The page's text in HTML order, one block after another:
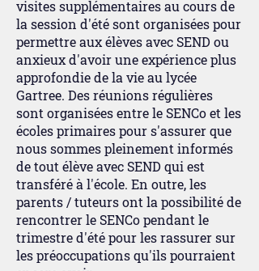
visites supplémentaires au cours de
la session d'été sont organisées pour
permettre aux élèves avec SEND ou
anxieux d'avoir une expérience plus
approfondie de la vie au lycée
Gartree. Des réunions régulières
sont organisées entre le SENCo et les
écoles primaires pour s'assurer que
nous sommes pleinement informés
de tout élève avec SEND qui est
transféré à l'école. En outre, les
parents / tuteurs ont la possibilité de
rencontrer le SENCo pendant le
trimestre d'été pour les rassurer sur
les préoccupations qu'ils pourraient